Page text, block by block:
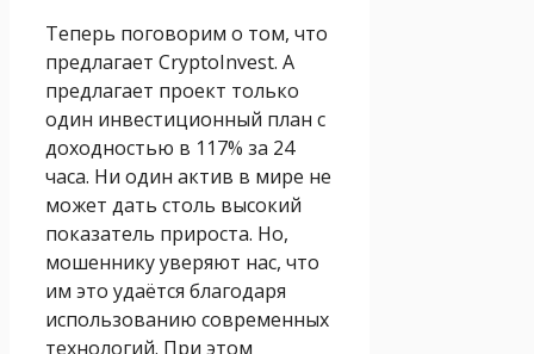
Теперь поговорим о том, что
предлагает CryptoInvest. А
предлагает проект только
один инвестиционный план с
доходностью в 117% за 24
часа. Ни один актив в мире не
может дать столь высокий
показатель прироста. Но,
мошеннику уверяют нас, что
им это удаётся благодаря
использованию современных
технологий. При этом